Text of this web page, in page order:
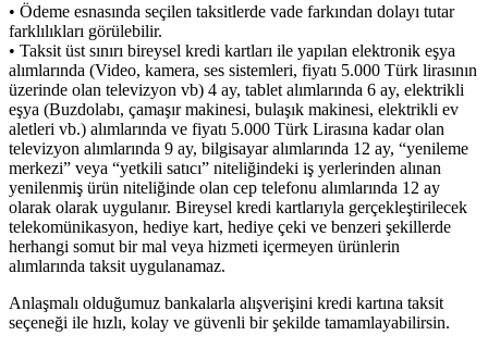
• Ödeme esnasında seçilen taksitlerde vade farkından dolayı tutar
farklılıkları görülebilir.
• Taksit üst sınırı bireysel kredi kartları ile yapılan elektronik eşya
alımlarında (Video, kamera, ses sistemleri, fiyatı 5.000 Türk lirasının
üzerinde olan televizyon vb) 4 ay, tablet alımlarında 6 ay, elektrikli
eşya (Buzdolabı, çamaşır makinesi, bulaşık makinesi, elektrikli ev
aletleri vb.) alımlarında ve fiyatı 5.000 Türk Lirasına kadar olan
televizyon alımlarında 9 ay, bilgisayar alımlarında 12 ay, “yenileme
merkezi” veya “yetkili satıcı” niteliğindeki iş yerlerinden alınan
yenilenmiş ürün niteliğinde olan cep telefonu alımlarında 12 ay
olarak olarak uygulanır. Bireysel kredi kartlarıyla gerçekleştirilecek
telekomünikasyon, hediye kart, hediye çeki ve benzeri şekillerde
herhangi somut bir mal veya hizmeti içermeyen ürünlerin
alımlarında taksit uygulanamaz.
Anlaşmalı olduğumuz bankalarla alışverişini kredi kartına taksit
seçeneği ile hızlı, kolay ve güvenli bir şekilde tamamlayabilirsin.